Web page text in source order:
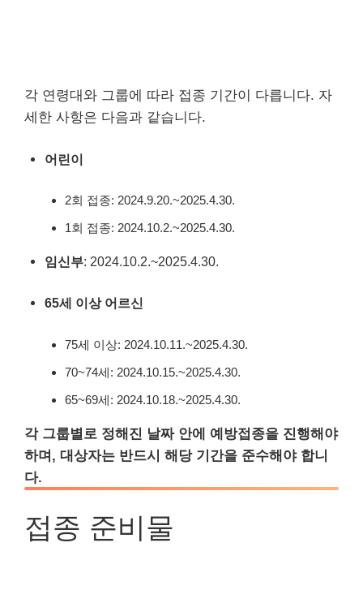
각 연령대와 그룹에 따라 접종 기간이 다릅니다. 자
세한 사항은 다음과 같습니다.
어린이
2회 접종: 2024.9.20.~2025.4.30.
1회 접종: 2024.10.2.~2025.4.30.
임신부: 2024.10.2.~2025.4.30.
65세 이상 어르신
75세 이상: 2024.10.11.~2025.4.30.
70~74세: 2024.10.15.~2025.4.30.
65~69세: 2024.10.18.~2025.4.30.
각 그룹별로 정해진 날짜 안에 예방접종을 진행해야
하며, 대상자는 반드시 해당 기간을 준수해야 합니
다.
접종 준비물